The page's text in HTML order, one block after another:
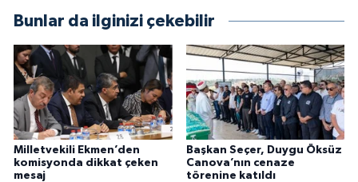
Bunlar da ilginizi çekebilir
Milletvekili Ekmen’den
komisyonda dikkat çeken
mesaj
Başkan Seçer, Duygu Öksüz
Canova’nın cenaze
törenine katıldı